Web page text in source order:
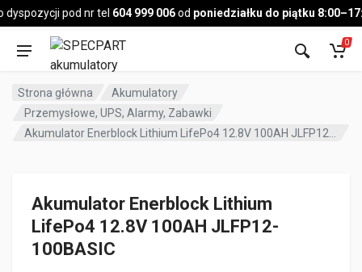
pod nr tel604 999 006odponiedziałku do piątku
Pojazd
0
Strona główna
Akumulatory
Przemysłowe, UPS, Alarmy, Zabawki
Akumulator Enerblock Lithium
LifePo4 12.8V 100AH JLFP12-
100BASIC